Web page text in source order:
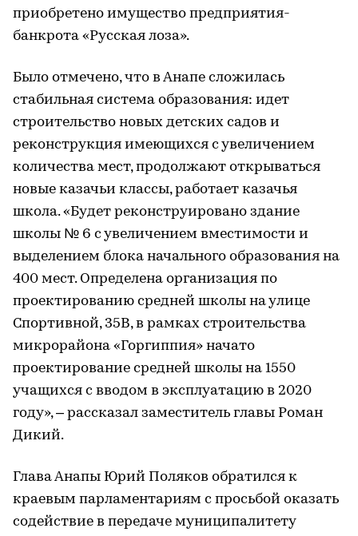
приобретено имущество предприятия-
банкрота «Русская лоза».
Было отмечено, что в Анапе сложилась
стабильная система образования: идет
строительство новых детских садов и
реконструкция имеющихся с увеличением
количества мест, продолжают открываться
новые казачьи классы, работает казачья
школа. «Будет реконструировано здание
школы № 6 с увеличением вместимости и
выделением блока начального образования на
400 мест. Определена организация по
проектированию средней школы на улице
Спортивной, 35В, в рамках строительства
микрорайона «Горгиппия» начато
проектирование средней школы на 1550
учащихся с вводом в эксплуатацию в 2020
году», – рассказал заместитель главы Роман
Дикий.
Глава Анапы Юрий Поляков обратился к
краевым парламентариям с просьбой оказать
содействие в передаче муниципалитету